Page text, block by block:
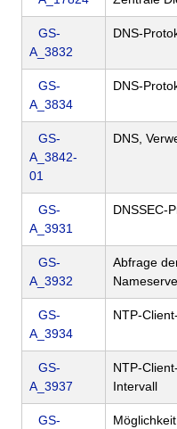
GS-
A_3832
DNS-
GS-
A_3834
DNS-
GS-
A_3842-
01
DNS,
GS-
A_3931
DNSSEC-
GS-
A_3932
Abfrage
GS-
A_3934
NTP-
GS-
A_3937
NTP-
Intervall
GS-